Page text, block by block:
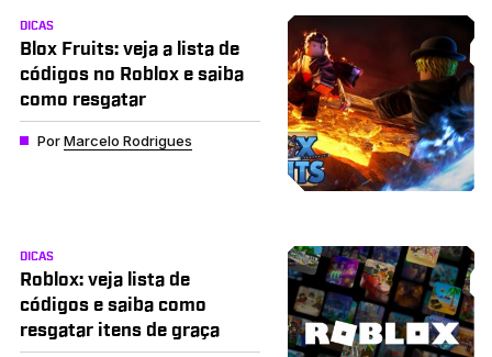
DICAS
Blox Fruits: veja a lista de
códigos no Roblox e saiba
como resgatar
PorMarcelo Rodrigues
DICAS
Roblox: veja lista de
códigos e saiba como
resgatar itens de graça